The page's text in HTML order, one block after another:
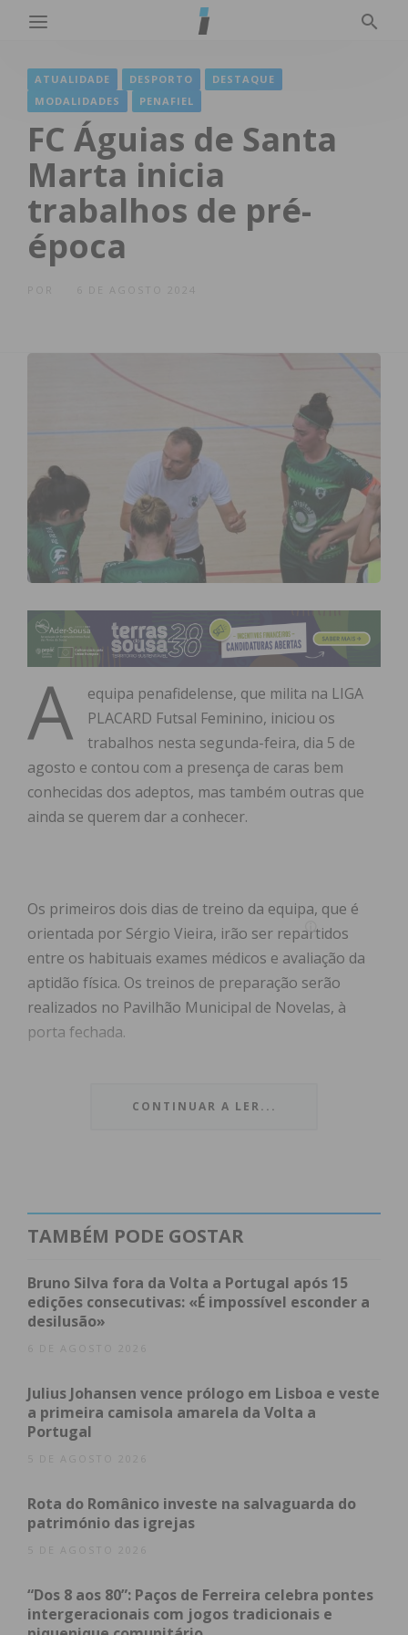
ATUALIDADE DESPORTO
DESTAQUE
MODALIDADES
PENAFIEL
FC Águias de Santa
Marta inicia
trabalhos de pré-
época
6 DE AGOSTO 2024
A
equipa penafidelense, que milita na LIGA
PLACARD Futsal Feminino, iniciou os
trabalhos nesta segunda-feira, dia 5 de
agosto e contou com a presença de caras bem
conhecidas dos adeptos, mas também outras que
ainda se querem dar a conhecer.
Os primeiros dois dias de treino da equipa, que é
orientada por Sérgio Vieira, irão ser repartidos
entre os habituais exames médicos e avaliação da
aptidão física. Os treinos de preparação serão
realizados no Pavilhão Municipal de Novelas, à
porta fechada.
próximo dia 28 de agosto. As Águias de Santa
comunicado que, “as primeiras impressões foram
excelentes, tendo já vencido uma Maratona do
Conselho de Chaves, e ficando em segundo lugar
na Maratona de Outomuro-Espanha, tendo sido
vencidos nas grandes penalidades. De referir que o
clube tem uma ligação muito forte pelo futsal
provas nacionais. Consciente da realidade do
campeonato, com uma classificação muito
apertada, mas tenho ambição de alcançar títulos.
enaltecer o Clube e a modalidade em si. O mercado
está aberto, aguardo a chegada de algumas novas
atletas, que chegarão em breve, mas conto muito
qual já são conhecidas/adoradas por todos os
simpatizantes do clube”.
CONTINUAR A LER...
TAMBÉM PODE GOSTAR
Bruno Silva fora da Volta a Portugal após 15
edições consecutivas: «É impossível esconder a
desilusão»
6 DE AGOSTO 2026
Julius Johansen vence prólogo em Lisboa e veste
a primeira camisola amarela da Volta a
Portugal
5 DE AGOSTO 2026
Rota do Românico investe na salvaguarda do
património das igrejas
5 DE AGOSTO 2026
“Dos 8 aos 80”: Paços de Ferreira celebra pontes
intergeracionais com jogos tradicionais e